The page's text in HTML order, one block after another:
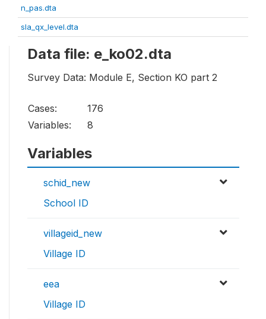
n_pas.dta
sla_qx_level.dta
Data file: e_ko02.dta
Survey Data: Module E, Section KO part 2
Cases:
176
Variables:
8
Variables
schid_new
School ID
villageid_new
Village ID
eea
Village ID